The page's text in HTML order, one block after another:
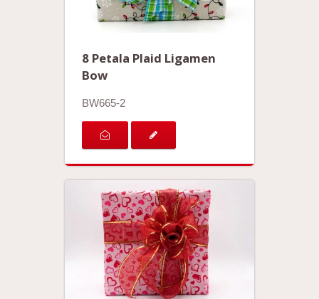
8 Petala Plaid Ligamen
Bow
BW665-2